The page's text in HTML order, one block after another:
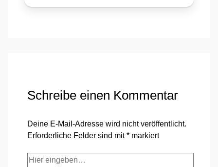
Schreibe einen Kommentar
Deine E-Mail-Adresse wird nicht veröffentlicht.
Erforderliche Felder sind mit* markiert
Hier